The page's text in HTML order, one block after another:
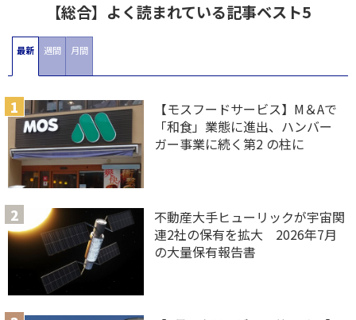
【総合】よく読まれている記事ベスト5
最新 週間 月間
【モスフードサービス】M＆Aで
「和食」業態に進出、ハンバー
ガー事業に続く第2 の柱に
不動産大手ヒューリックが宇宙関
連2社の保有を拡大 2026年7月
の大量保有報告書